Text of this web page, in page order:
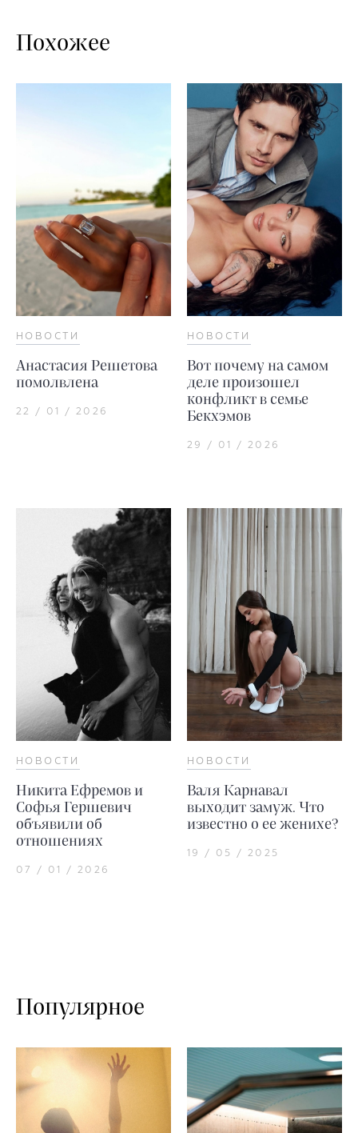
Похожее
НОВОСТИ
Анастасия Решетова
помолвлена
22 / 01 / 2026
НОВОСТИ
Вот почему на самом
деле произошел
конфликт в семье
Бекхэмов
29 / 01 / 2026
НОВОСТИ
Никита Ефремов и
Софья Гершевич
объявили об
отношениях
07 / 01 / 2026
НОВОСТИ
Валя Карнавал
выходит замуж. Что
известно о ее женихе?
19 / 05 / 2025
Популярное